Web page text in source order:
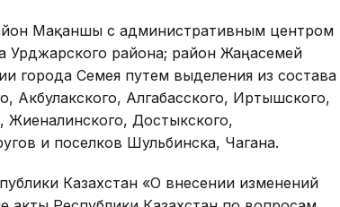
Мақаншы с административным центром
Урджарского района; район Жаңасемей
города Семея путем выделения из состава
Акбулакского, Алгабасского, Иртышского,
Жиеналинского, Достыкского,
и поселков Шульбинска, Чагана.
Казахстан «О внесении изменений